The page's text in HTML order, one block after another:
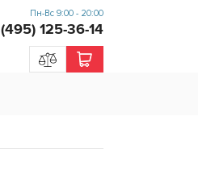
Пн-Вс 9:00 - 20:00
(495) 125-36-14